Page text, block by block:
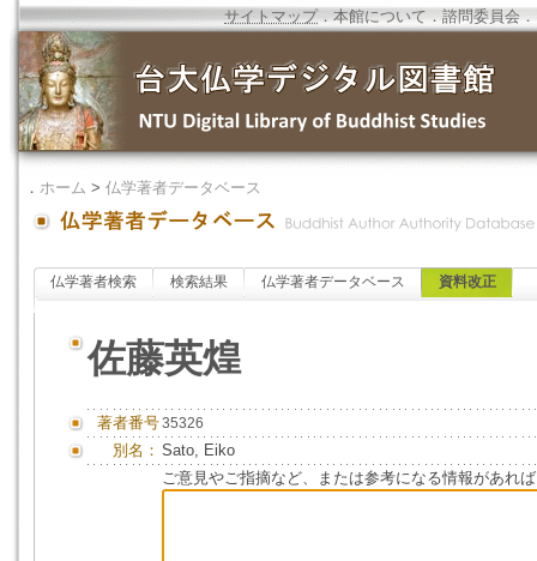
サイトマップ．本館について ．諮問委員会 ．
． ホーム > 仏学著者データベース
仏学著者検索 検索結果 仏学著者データベース 資料改正
佐藤英煌
著者番号35326
別名： Sato, Eiko
ご意見やご指摘など、または参考になる情報があれ